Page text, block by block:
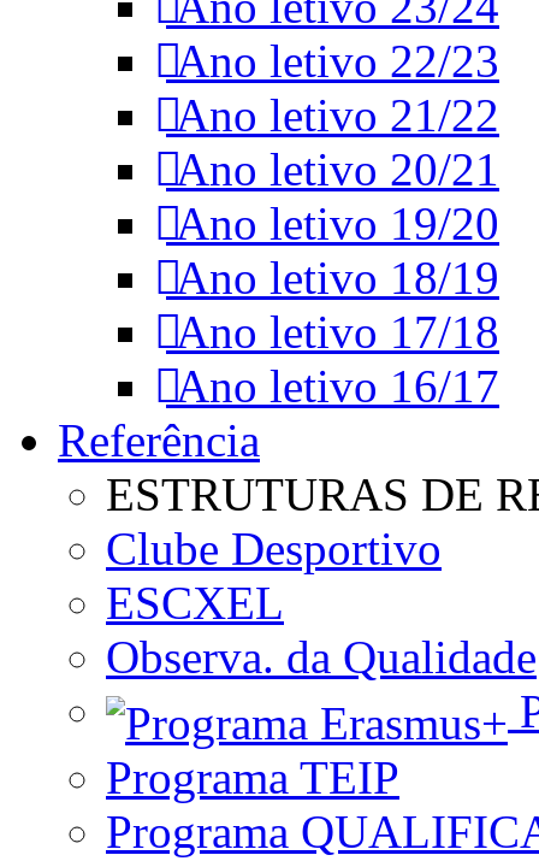
Ano letivo 22/23
Ano letivo 21/22
Ano letivo 20/21
Ano letivo 19/20
Ano letivo 18/19
Ano letivo 17/18
Ano letivo 16/17
Referência
ESTRUTURAS DE
Clube Desportivo
ESCXEL
Observa. da Qualidade
Programa TEIP
Programa